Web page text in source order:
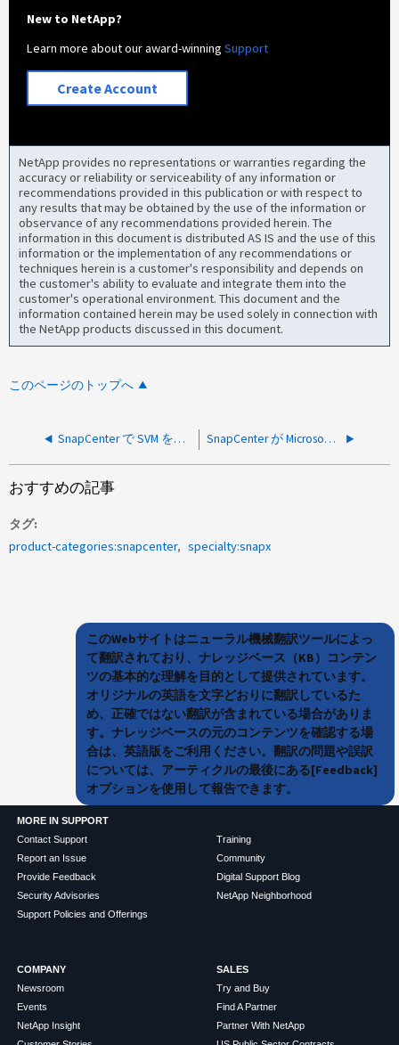
New to NetApp?
Learn more about our award-winningSupport
Create Account
NetApp provides no representations or warranties regarding the
accuracy or reliability or serviceability of any information or
recommendations provided in this publication or with respect to
any results that may be obtained by the use of the information or
observance of any recommendations provided herein. The
information in this document is distributed AS IS and the use of this
information or the implementation of any recommendations or
techniques herein is a customer's responsibility and depends on
the customer's ability to evaluate and integrate them into the
customer's operational environment. This document and the
information contained herein may be used solely in connection with
the NetApp products discussed in this document.
このページのトップへ
SnapCenter で SVM を追加できませんでした。「ターゲットマシンがアクティブに拒否したため、接続を確立できませんでした： 8145 」 SnapCenter が Microsoft クラスタディスク上でサイズを変更できませんエラー「 Invalid Mount point 」（マウントポイントが無効です）
おすすめの記事
タグ
product-categories:snapcenter
specialty:snapx
このWebサイトはニューラル機械翻訳ツールによっ
て翻訳されており、ナレッジベース（KB）コンテン
ツの基本的な理解を目的として提供されています。
オリジナルの英語を文字どおりに翻訳しているた
め、正確ではない翻訳が含まれている場合がありま
す。ナレッジベースの元のコンテンツを確認する場
合は、英語版をご利用ください。翻訳の問題や誤訳
については、アーティクルの最後にある[Feedback]
オプションを使用して報告できます。
MORE IN SUPPORT
Contact Support
Report an Issue
Provide Feedback
Security Advisories
Support Policies and Offerings
Training
Community
Digital Support Blog
NetApp Neighborhood
COMPANY
Newsroom
Events
NetApp Insight
SALES
Try and Buy
Find A Partner
Partner With NetApp